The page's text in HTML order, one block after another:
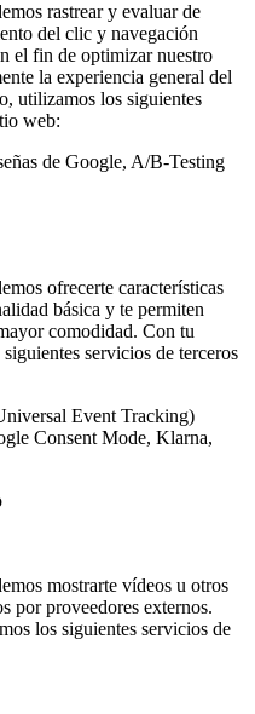
rastrear y evaluar de
del clic y navegación
el fin de optimizar nuestro
la experiencia general del
utilizamos los siguientes
web:
de Google, A/B-Testing
ofrecerte características
básica y te permiten
comodidad. Con tu
servicios de terceros
Event Tracking)
Consent Mode, Klarna,
mostrarte vídeos u otros
por proveedores externos.
los siguientes servicios de